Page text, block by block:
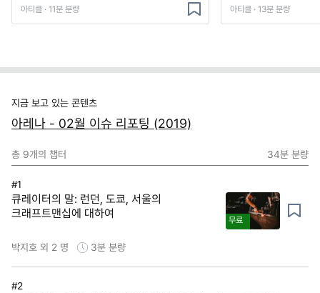
아티클 · 11분 분량 아티클 · 13분 분량
지금 보고 있는 콘텐츠
아레나 - 02월 이슈 리포팅 (2019)
총 9개의 챕터 34분 분량
#1
큐레이터의 말: 런던, 도쿄, 서울의
크래프트맨십에 대하여
무료
박지호 외 2 명 3분 분량
#2